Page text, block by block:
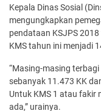
Kepala Dinas Sosial
mengungkapkan
pendataan KSJPS
KMS tahun ini menjadi
“Masing-masing
sebanyak 11.473 KK
Untuk KMS 1 atau fakir
ada,” urainya.